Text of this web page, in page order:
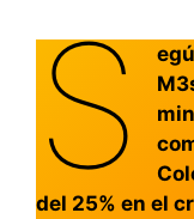
S
del 25% en el